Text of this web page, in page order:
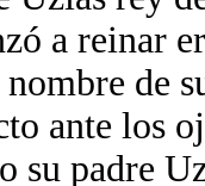
a reinar
de
ante los
su padre